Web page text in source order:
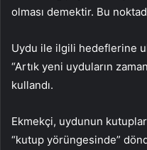
olması demektir. Bu
Uydu ile ilgili hedeflerine
“Artık yeni uyduların
kullandı.
Ekmekçi, uydunun
“kutup yörüngesinde”